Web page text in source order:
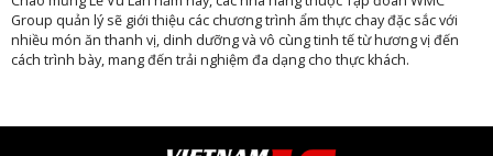
Group quản lý sẽ giới thiệu các chương trình ẩm thực chay đặc sắc với
nhiều món ăn thanh vị, dinh dưỡng và vô cùng tinh tế từ hương vị đến
cách trình bày, mang đến trải nghiệm đa dạng cho thực khách.